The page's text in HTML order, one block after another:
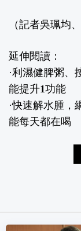
（記者吳珮均
延伸閱讀：
·利濕健脾粥、
能提升1功能
·快速解水腫，
能每天都在喝